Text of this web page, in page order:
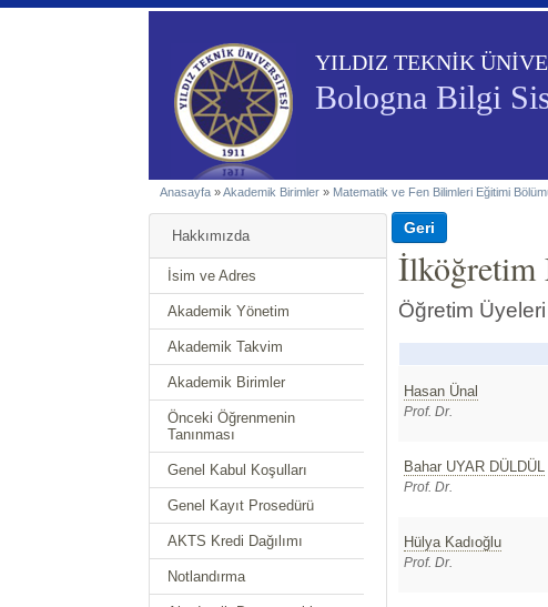
YILDIZ TEKNİK
Bologna Bilgi
Anasayfa »Akademik Birimler » Matematik ve Fen Bilimleri Eğitimi
Hakkımızda
İsim ve Adres
Akademik Yönetim
Akademik Takvim
Akademik Birimler
Önceki Öğrenmenin
Tanınması
Genel Kabul Koşulları
Genel Kayıt Prosedürü
AKTS Kredi Dağılımı
Notlandırma
İlköğretim
Öğretim Üyeleri
Hasan Ünal
Prof. Dr.
Bahar UYAR DÜLDÜL
Prof. Dr.
Hülya Kadıoğlu
Prof. Dr.